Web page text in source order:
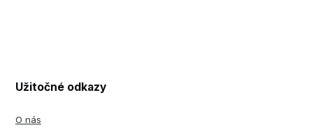
Užitočné odkazy
O nás